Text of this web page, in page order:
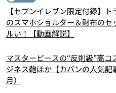
【セブンイレブン限定付録】
のスマホショルダー＆財布の
ルい！【動画解説】
マスターピースの“反則級”高コ
ジネス鞄ほか【カバンの人気記
月）